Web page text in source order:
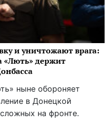
и уничтожают врага:
«Лють» держит
ныне обороняет
в Донецкой
на фронте.